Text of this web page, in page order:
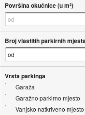
Površina okućnice (u m²)
Broj vlastitih parkirnih
Vrsta parkinga
Garaža
Garažno parkirno mjesto
Vanjsko natkriveno mjesto